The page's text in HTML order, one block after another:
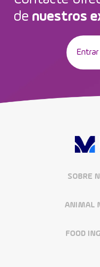
de nuestros
SOBRE
ANIMAL
FOOD